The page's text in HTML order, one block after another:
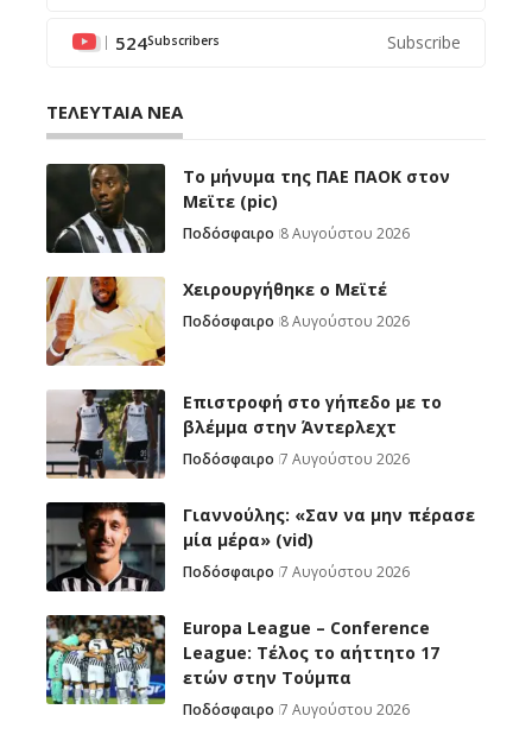
524Subscribers Subscribe
ΤΕΛΕΥΤΑΙΑ ΝΕΑ
Το μήνυμα της ΠΑΕ ΠΑΟΚ στον
Μεϊτε (pic)
Ποδόσφαιρο 8 Αυγούστου 2026
Χειρουργήθηκε ο Μεϊτέ
Ποδόσφαιρο 8 Αυγούστου 2026
Επιστροφή στο γήπεδο με το
βλέμμα στην Άντερλεχτ
Ποδόσφαιρο 7 Αυγούστου 2026
Γιαννούλης: «Σαν να μην πέρασε
μία μέρα» (vid)
Ποδόσφαιρο 7 Αυγούστου 2026
Europa League – Conference
League: Τέλος το αήττητο 17
ετών στην Τούμπα
Ποδόσφαιρο 7 Αυγούστου 2026